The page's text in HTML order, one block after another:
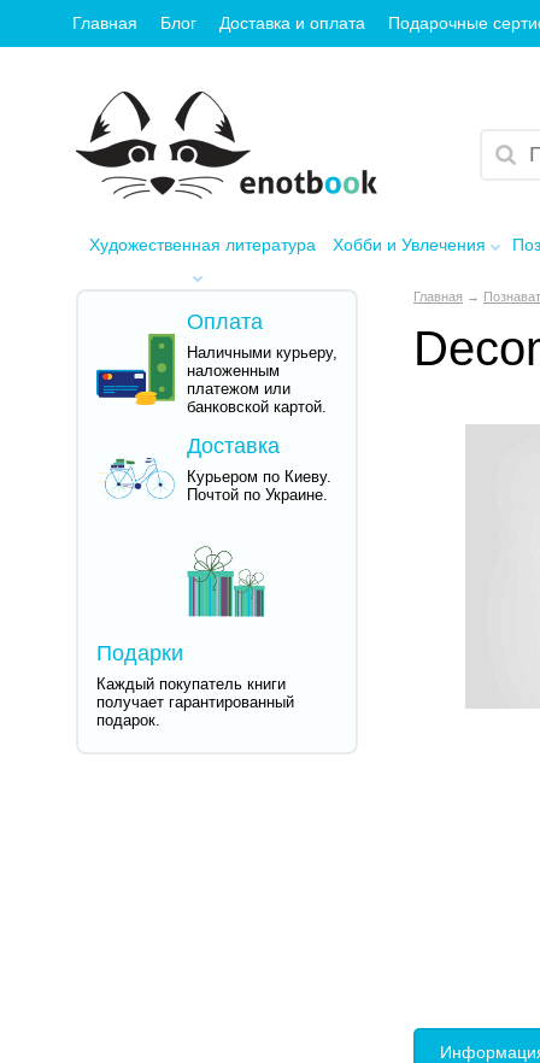
Главная Блог Доставка и оплата Подарочные
Художественная литература Хобби и Увлечения
Оплата
Наличными курьеру,
наложенным
платежом или
банковской картой.
Доставка
Курьером по Киеву.
Почтой по Украине.
Подарки
Каждый покупатель книги
получает гарантированный
подарок.
Главная →